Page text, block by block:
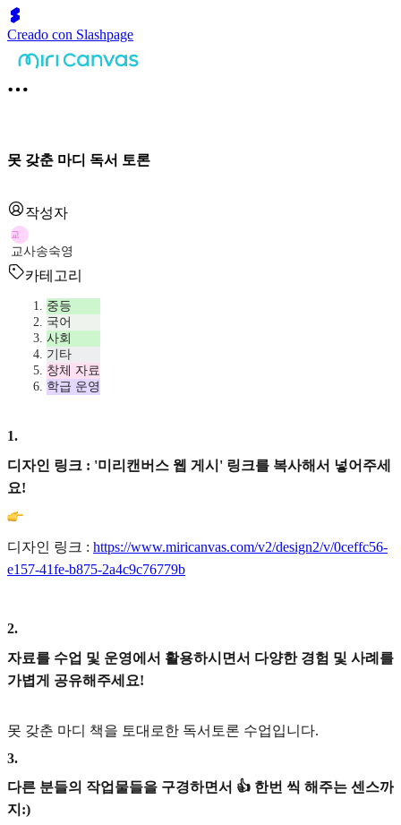
Creado con Slashpage
못 갖춘 마디 독서 토론
작성자
교
교사송숙영
카테고리
중등
국어
사회
기타
창체 자료
학급 운영
1.
디자인 링크 : '미리캔버스 웹 게시' 링크를 복사해서 넣어주세
요!
디자인 링크 : https://www.miricanvas.com/v2/design2/v/0ceffc56-
e157-41fe-b875-2a4c9c76779b
2.
자료를 수업 및 운영에서 활용하시면서 다양한 경험 및 사례를
가볍게 공유해주세요!
못 갖춘 마디 책을 토대로한 독서토론 수업입니다.
3.
다른 분들의 작업물들을 구경하면서 👍 한번 씩 해주는 센스까
지:)